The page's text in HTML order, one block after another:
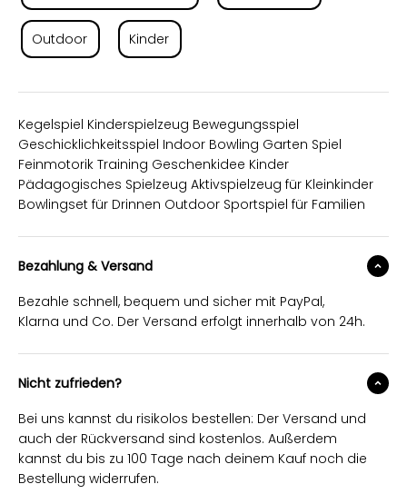
Outdoor Kinder
Kegelspiel Kinderspielzeug Bewegungsspiel
Geschicklichkeitsspiel Indoor Bowling Garten Spiel
Feinmotorik Training Geschenkidee Kinder
Pädagogisches Spielzeug Aktivspielzeug für Kleinkinder
Bowlingset für Drinnen Outdoor Sportspiel für Familien
Bezahlung & Versand
Bezahle schnell, bequem und sicher mit PayPal,
Klarna und Co. Der Versand erfolgt innerhalb von 24h.
Nicht zufrieden?
Bei uns kannst du risikolos bestellen: Der Versand und
auch der Rückversand sind kostenlos. Außerdem
kannst du bis zu 100 Tage nach deinem Kauf noch die
Bestellung widerrufen.